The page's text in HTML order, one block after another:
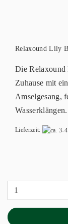
Relaxound Lily
Die
Zuhause mit
Amselgesang,
Wasserklängen.
Lieferzeit: